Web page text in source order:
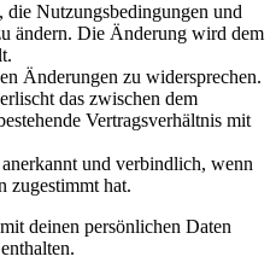
Nutzungsbedingungen und
ändern. Die Änderung wird dem
Änderungen zu widersprechen.
das zwischen dem
Vertragsverhältnis mit
und verbindlich, wenn
zugestimmt hat.
deinen persönlichen Daten